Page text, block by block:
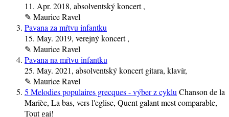
11. Apr. 2018, absolventský koncert ,
✎ Maurice Ravel
Pavana za mŕtvu infantku
15. May. 2019, verejný koncert ,
✎ Maurice Ravel
Pavana na mŕtvu infantku
25. May. 2021, absolventský koncert gitara, klavír,
✎ Maurice Ravel
5 Melodies populaires grecques - výber z cyklu Chanson de la
Marièe, La bas, vers l'eglise, Quent galant mest comparable,
Tout gai!